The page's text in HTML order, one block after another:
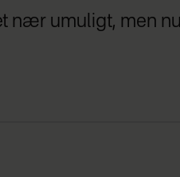
nær umuligt, men